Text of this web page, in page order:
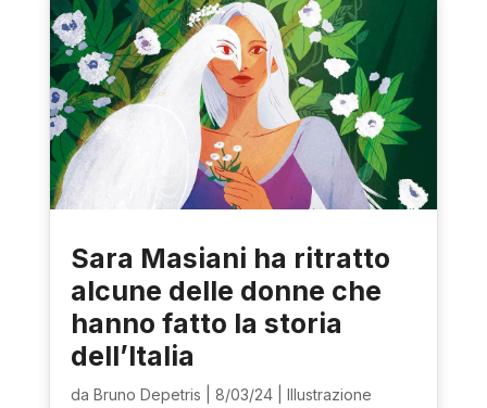
Sara Masiani ha ritratto
alcune delle donne che
hanno fatto la storia
dell’Italia
da Bruno Depetris 8/03/24| Illustrazione